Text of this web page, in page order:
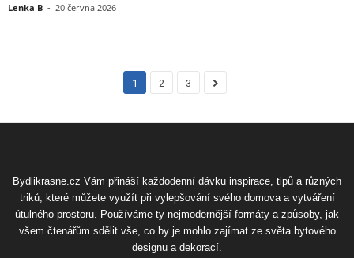
Lenka B - 20 června 2026
1 2 3
Bydlikrasne.cz Vám přináší každodenní dávku inspirace, tipů a různých
triků, které můžete využít při vylepšování svého domova a vytváření
útulného prostoru. Používáme ty nejmodernější formáty a způsoby, jak
všem čtenářům sdělit vše, co by je mohlo zajímat ze světa bytového
designu a dekorací.